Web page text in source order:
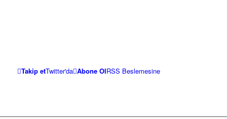
Takip etTwitter'da Abone OlRSS Beslemesine